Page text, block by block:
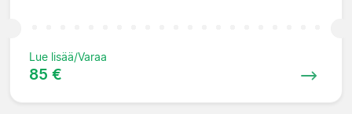
Lue lisää/Varaa
85 €